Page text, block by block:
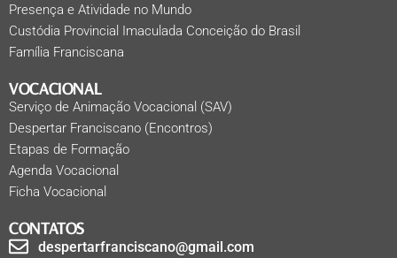
Presença e Atividade no Mundo
Custódia Provincial Imaculada Conceição do Brasil
Família Franciscana
VOCACIONAL
Serviço de Animação Vocacional (SAV)
Despertar Franciscano (Encontros)
Etapas de Formação
Agenda Vocacional
Ficha Vocacional
CONTATOS
despertarfranciscano@gmail.com